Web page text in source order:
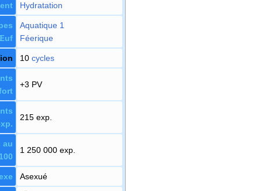
Hydratation
Aquatique 1
Féerique
10 cycles
+3 PV
215 exp.
au
1 250 000 exp.
Asexué